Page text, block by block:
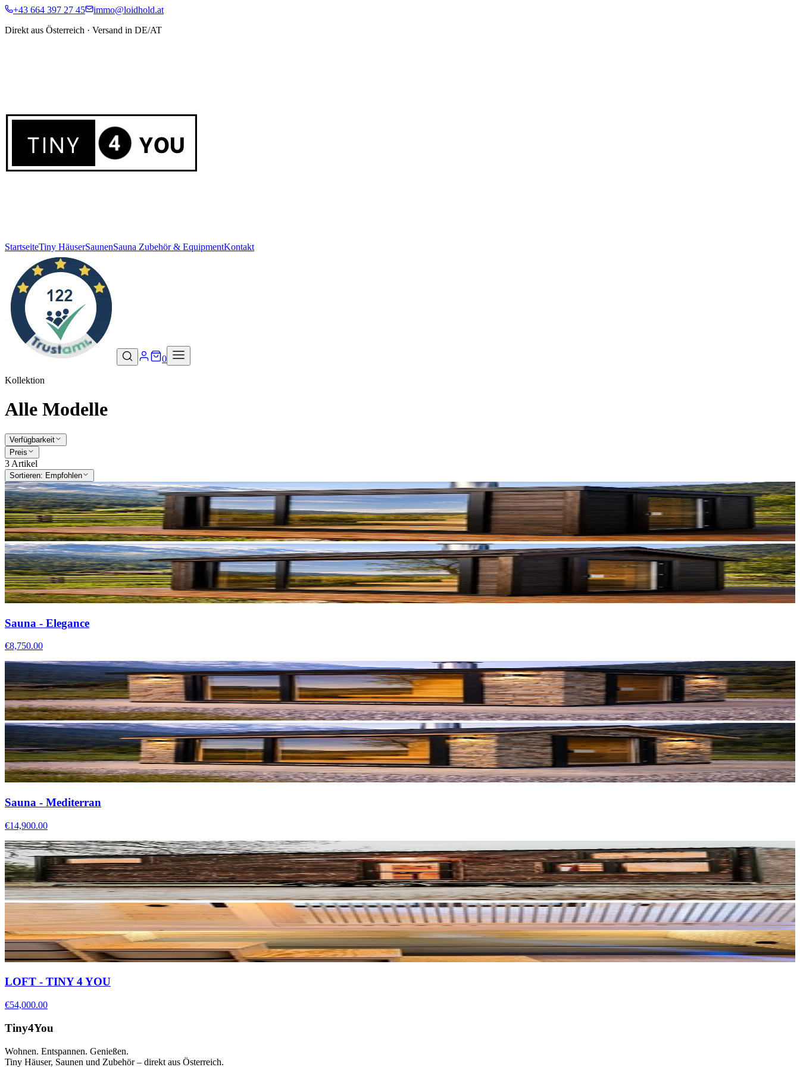
+43 664 397 27 45
immo@loidhold.at
Direkt aus Österreich · Versand in DE/AT
StartseiteTiny HäuserSaunenSauna Zubehör & EquipmentKontakt
0
Kollektion
Alle Modelle
Verfügbarkeit
Preis
3 Artikel
Sortieren: Empfohlen
Sauna - Elegance
€8,750.00
Sauna - Mediterran
€14,900.00
LOFT - TINY 4 YOU
€54,000.00
Tiny4You
Wohnen. Entspannen. Genießen.
Tiny Häuser, Saunen und Zubehör – direkt aus Österreich.